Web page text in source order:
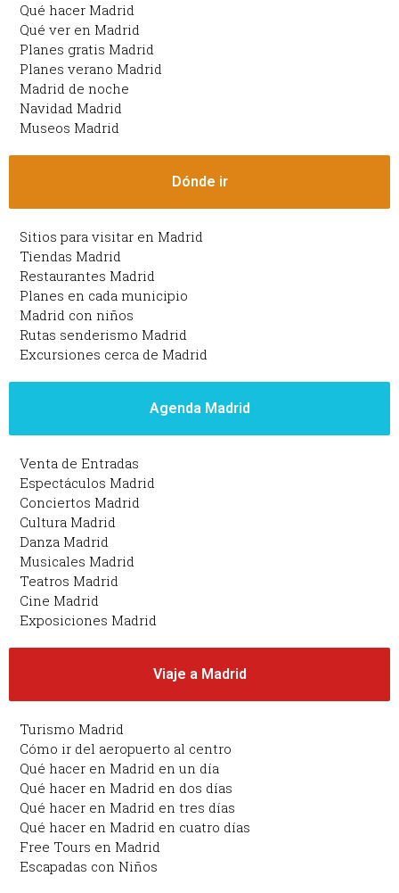
Qué hacer Madrid
Qué ver en Madrid
Planes gratis Madrid
Planes verano Madrid
Madrid de noche
Navidad Madrid
Museos Madrid
Dónde ir
Sitios para visitar en Madrid
Tiendas Madrid
Restaurantes Madrid
Planes en cada municipio
Madrid con niños
Rutas senderismo Madrid
Excursiones cerca de Madrid
Agenda Madrid
Venta de Entradas
Espectáculos Madrid
Conciertos Madrid
Cultura Madrid
Danza Madrid
Musicales Madrid
Teatros Madrid
Cine Madrid
Exposiciones Madrid
Viaje a Madrid
Turismo Madrid
Cómo ir del aeropuerto al centro
Qué hacer en Madrid en un día
Qué hacer en Madrid en dos días
Qué hacer en Madrid en tres días
Qué hacer en Madrid en cuatro días
Free Tours en Madrid
Escapadas con Niños